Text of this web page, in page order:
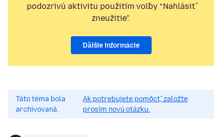
podozrivú aktivitu použitím voľby “Nahlásiť
zneužitie”.
Ďalšie informácie
Táto téma bola
archivovaná.
Ak potrebujete pomôcť, založte
prosím novú otázku.